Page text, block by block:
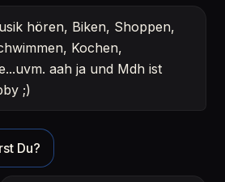
hören, Biken, Shoppen,
Kochen,
aah ja und Mdh ist
;)
Du?